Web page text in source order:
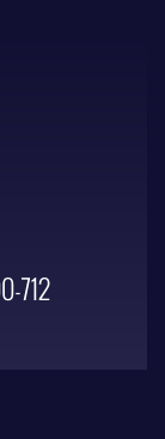
712